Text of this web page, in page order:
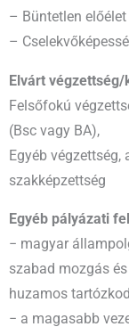
– Büntetlen előélet
–
Elvárt
Felsőfokú
(Bsc vagy BA),
Egyéb
szakképzettség
Egyéb pályázati
− magyar
szabad mozgás
huzamos
− a magasabb